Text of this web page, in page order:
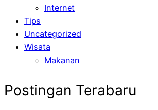
Internet
Tips
Uncategorized
Wisata
Makanan
Postingan Terabaru